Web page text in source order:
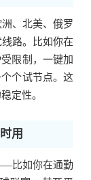
、北美、俄罗
路。比如你在
限制，一键加
个试节点。这
定性。
用
比如你在通勤